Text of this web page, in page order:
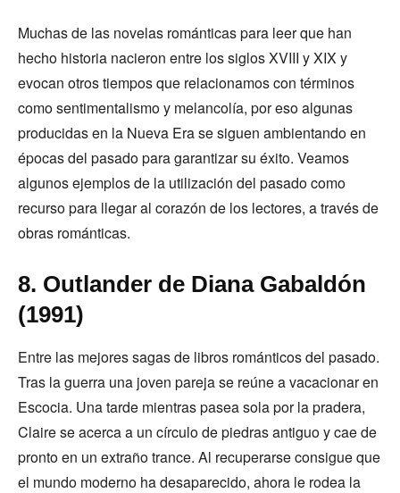
Muchas de las novelas románticas para leer que han
hecho historia nacieron entre los siglos XVIII y XIX y
evocan otros tiempos que relacionamos con términos
como sentimentalismo y melancolía, por eso algunas
producidas en la Nueva Era se siguen ambientando en
épocas del pasado para garantizar su éxito. Veamos
algunos ejemplos de la utilización del pasado como
recurso para llegar al corazón de los lectores, a través de
obras románticas.
8. Outlander de Diana Gabaldón
(1991)
Entre las mejores sagas de libros románticos del pasado.
Tras la guerra una joven pareja se reúne a vacacionar en
Escocia. Una tarde mientras pasea sola por la pradera,
Claire se acerca a un círculo de piedras antiguo y cae de
pronto en un extraño trance. Al recuperarse consigue que
el mundo moderno ha desaparecido, ahora le rodea la